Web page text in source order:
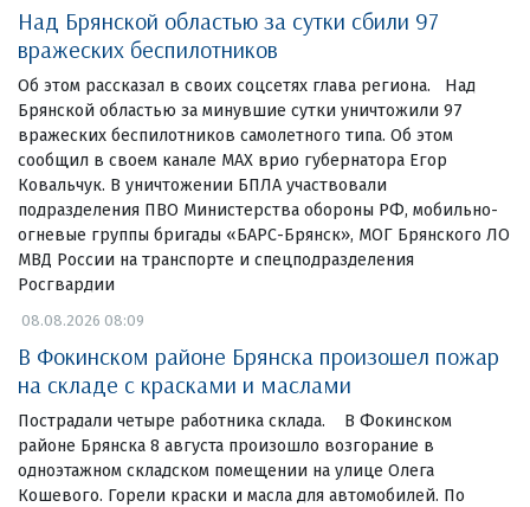
Над Брянской областью за сутки сбили 97
вражеских беспилотников
Об этом рассказал в своих соцсетях глава региона. Над
Брянской областью за минувшие сутки уничтожили 97
вражеских беспилотников самолетного типа. Об этом
сообщил в своем канале МАХ врио губернатора Егор
Ковальчук. В уничтожении БПЛА участвовали
подразделения ПВО Министерства обороны РФ, мобильно-
огневые группы бригады «БАРС-Брянск», МОГ Брянского ЛО
МВД России на транспорте и спецподразделения
Росгвардии
08.08.2026 08:09
В Фокинском районе Брянска произошел пожар
на складе с красками и маслами
Пострадали четыре работника склада. В Фокинском
районе Брянска 8 августа произошло возгорание в
одноэтажном складском помещении на улице Олега
Кошевого. Горели краски и масла для автомобилей. По